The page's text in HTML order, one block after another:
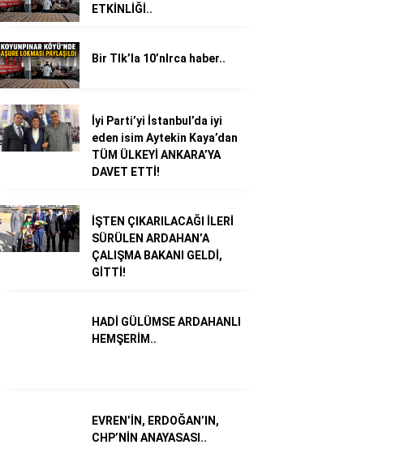
ETKİNLİĞİ..
Bir TIk’la 10’nlrca haber..
İyi Parti’yi İstanbul’da iyi
eden isim Aytekin Kaya’dan
TÜM ÜLKEYİ ANKARA’YA
DAVET ETTİ!
İŞTEN ÇIKARILACAĞI İLERİ
SÜRÜLEN ARDAHAN’A
ÇALIŞMA BAKANI GELDİ,
GİTTİ!
HADİ GÜLÜMSE ARDAHANLI
HEMŞERİM..
EVREN’İN, ERDOĞAN’IN,
CHP’NİN ANAYASASI..